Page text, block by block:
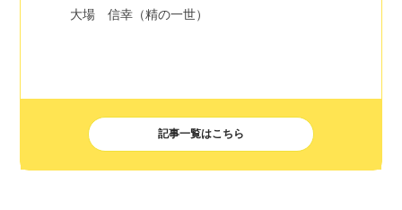
大場 信幸（精の一世）
記事一覧はこちら